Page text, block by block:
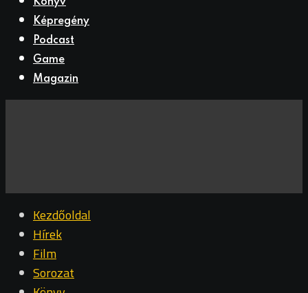
Képregény
Podcast
Game
Magazin
Kezdőoldal
Hírek
Film
Sorozat